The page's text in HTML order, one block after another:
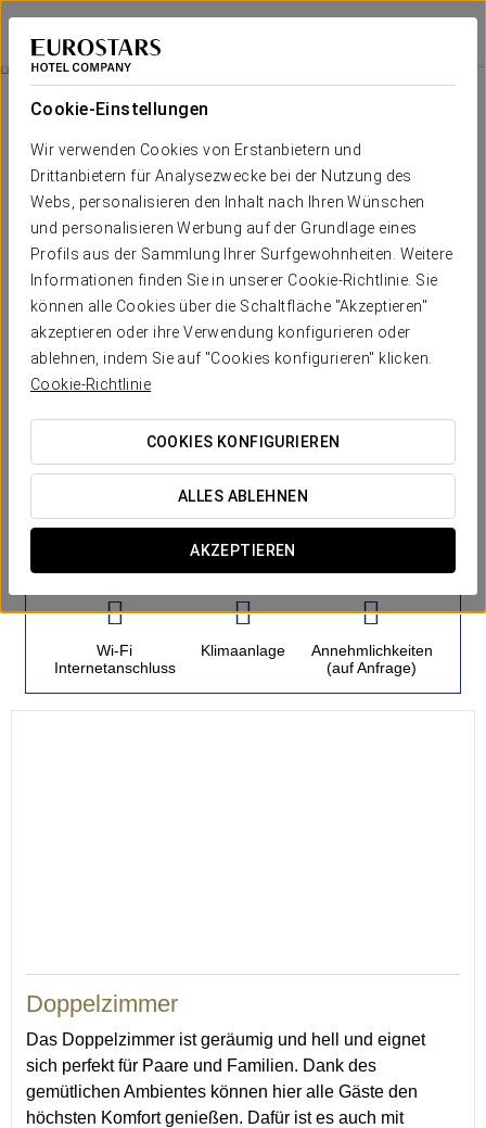
Cookie-Einstellungen
Wir verwenden Cookies von Erstanbietern und
Drittanbietern für Analysezwecke bei der Nutzung des
Webs, personalisieren den Inhalt nach Ihren Wünschen
und personalisieren Werbung auf der Grundlage eines
Profils aus der Sammlung Ihrer Surfgewohnheiten. Weitere
Informationen finden Sie in unserer Cookie-Richtlinie. Sie
können alle Cookies über die Schaltfläche "Akzeptieren"
akzeptieren oder ihre Verwendung konfigurieren oder
ablehnen, indem Sie auf "Cookies konfigurieren" klicken.
Cookie-Richtlinie
COOKIES KONFIGURIEREN
ALLES ABLEHNEN
AKZEPTIEREN
Crisol La Selva
TARRAGONA - LA SELVA DEL CAMP
Zimmer
Der Komfort und die Erholung, die
Sie brauchen
Flexibilität und Funktionalitätsind die Hauptmerkmale der 62
Zimmer des Crisol La Selva. Die elegante Dekoration schafft ein
gemütliches Ambiente und die verschiedenen Arten von Zimmern
Aufenthalteanzubieten. Um den höchsten Komfort und die beste
Erholung zu garantieren,sind sie mit einer großen Auswahl an
Dienstleistungen ausgestattet
In allen Zimmern finden Sie ein Badezimmer mit Badewanne und
Fernseher, Annehmlichkeiten und kostenloses WLAN.
HERAUSRAGENDE SERVICELEISTUNGEN
Zimmer
Wi-Fi
Internetanschluss
Klimaanlage
Annehmlichkeiten
(auf Anfrage)
Doppelzimmer
Das Doppelzimmer ist geräumig und hell und eignet
sich perfekt für Paare und Familien. Dank des
gemütlichen Ambientes können hier alle Gäste den
höchsten Komfort genießen. Dafür ist es auch mit